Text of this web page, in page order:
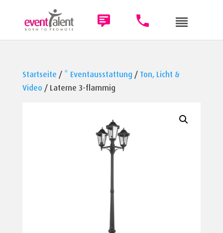
Startseite / * Eventausstattung / Ton, Licht &
Video / Laterne 3-flammig